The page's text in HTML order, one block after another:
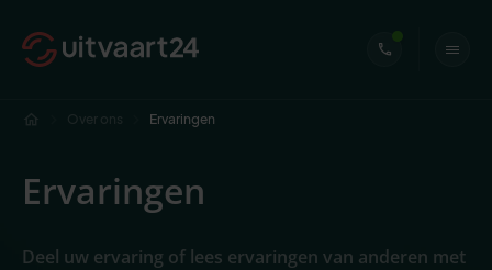
Over ons Ervaringen
Ervaringen
Deel uw ervaring of lees ervaringen van anderen met